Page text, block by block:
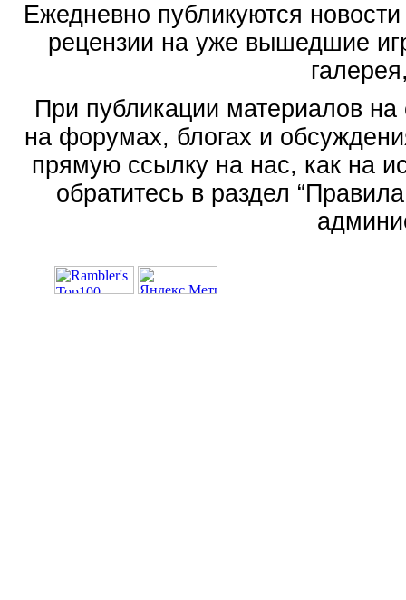
Ежедневно публикуются
рецензии на уже вышедшие
При публикации материалов
на форумах, блогах и
прямую ссылку на нас, как на
обратитесь в раздел